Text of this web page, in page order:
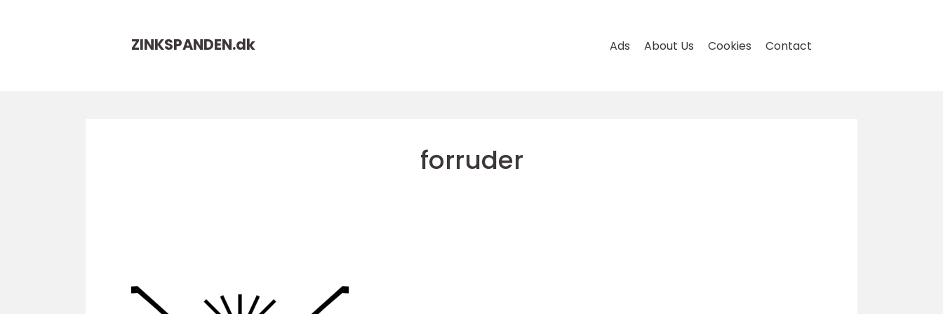
ZINKSPANDEN.dk Ads About Us Cookies Contact
forruder